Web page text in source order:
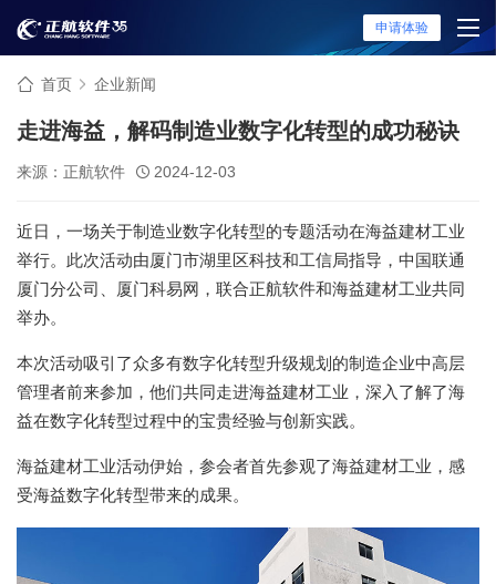
申请体验
首页 企业新闻
走进海益，解码制造业数字化转型的成功秘诀
来源：正航软件 2024-12-03
近日，一场关于制造业数字化转型的专题活动在海益建材工业
举行。此次活动由厦门市湖里区科技和工信局指导，中国联通
厦门分公司、厦门科易网，联合正航软件和海益建材工业共同
举办。
本次活动吸引了众多有数字化转型升级规划的制造企业中高层
管理者前来参加，他们共同走进海益建材工业，深入了解了海
益在数字化转型过程中的宝贵经验与创新实践。
海益建材工业活动伊始，参会者首先参观了海益建材工业，感
受海益数字化转型带来的成果。